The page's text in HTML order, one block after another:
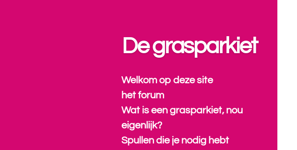
De grasparkiet
Welkom op deze site
het forum
Wat is een grasparkiet, nou
eigenlijk?
Spullen die je nodig hebt